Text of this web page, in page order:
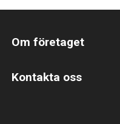
Om företaget
Kontakta oss